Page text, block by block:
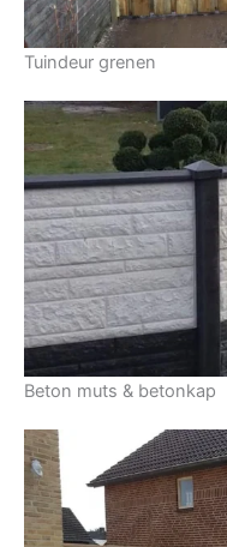
Tuindeur grenen
Beton muts & betonkap